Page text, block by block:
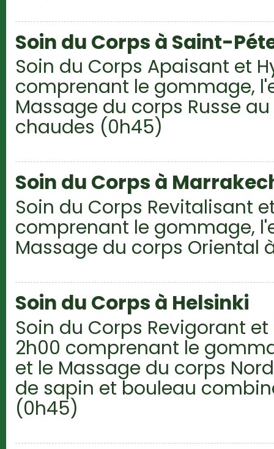
Soin du Corps à Saint-
Soin du Corps Apaisant et
comprenant le gommage,
Massage du corps Russe
chaudes (0h45)
Soin du Corps à
Soin du Corps Revitalisant
comprenant le gommage,
Massage du corps Oriental
Soin du Corps à Helsinki
Soin du Corps Revigorant
2h00 comprenant le
et le Massage du corps
de sapin et bouleau
(0h45)